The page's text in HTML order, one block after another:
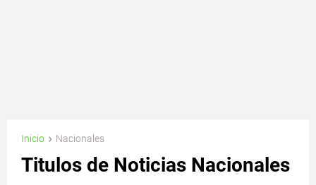
Inicio Nacionales
Titulos de Noticias Nacionales